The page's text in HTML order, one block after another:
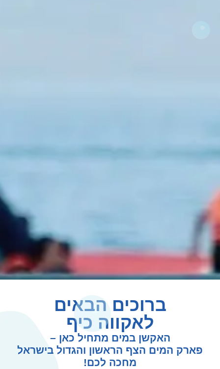
ברוכים הבאים
לאקווה כיף
האקשן במים מתחיל כאן –
פארק המים הצף הראשון והגדול בישראל
מחכה לכם!